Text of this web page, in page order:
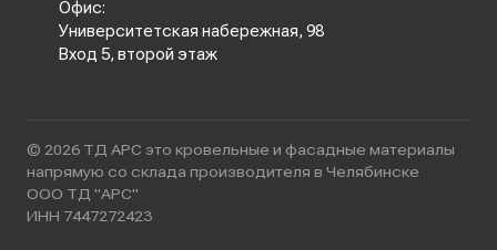
Офис:
Университетская набережная, 98
Вход 5, второй этаж
© 2026 ТД АРС это кровельные и фасадные материалы
напрямую со склада производителя в Челябинске
ООО ТД "АРС"
ИНН 7447272423